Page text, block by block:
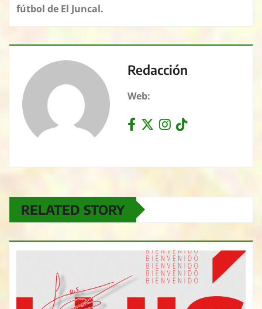
fútbol de El Juncal.
Redacción
Web:
RELATED STORY